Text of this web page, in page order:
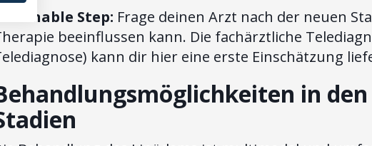
Actionable Step: Frage deinen Arzt nach der neuen
beeinflussen kann. Die fachärztliche
kann dir hier eine erste Einschätzung
in